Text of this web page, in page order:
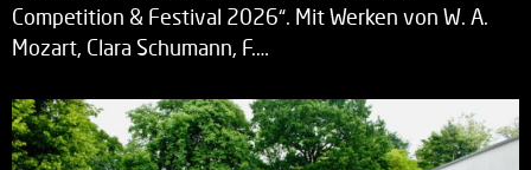
Competition & Festival 2026“. Mit Werken von W. A.
Mozart, Clara Schumann, F.…